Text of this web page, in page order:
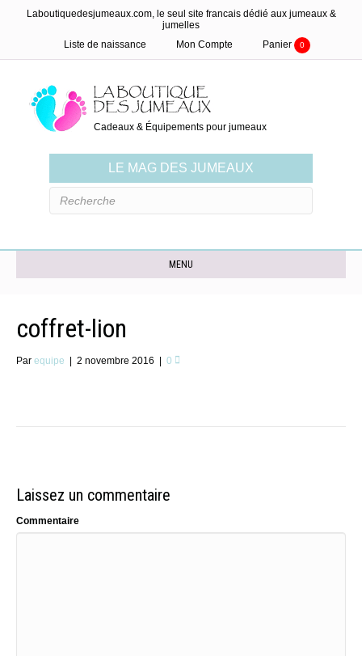
Laboutiquedesjumeaux.com, le seul site francais dédié aux jumeaux &
jumelles
Liste de naissance
Mon Compte Panier 0
Cadeaux & Équipements pour jumeaux
LE MAG DES JUMEAUX
MENU
coffret-lion
Par equipe | 2 novembre 2016 | 0
Laissez un commentaire
Commentaire